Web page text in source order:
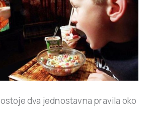
dva jednostavna pravila oko